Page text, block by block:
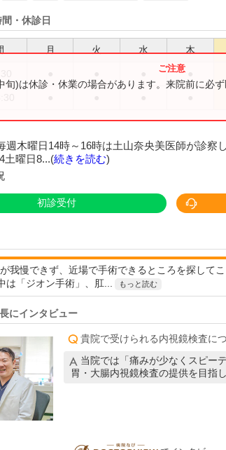
・休診日
月 火 水 木
旬)は休診・休業の場合があります。来院前に必
週木曜日14時～16時は土山奈央美医師が診察
土曜日8...(続きを読む)
初診受付
我慢できず、近場で手術できるところを探して
は「ジオン手術」、肛...
もっと読む
にインタビュー
貴院で受けられる内視鏡検査に
当院では「痛みが少なくスピー
胃・大腸内視鏡検査の提供を目指